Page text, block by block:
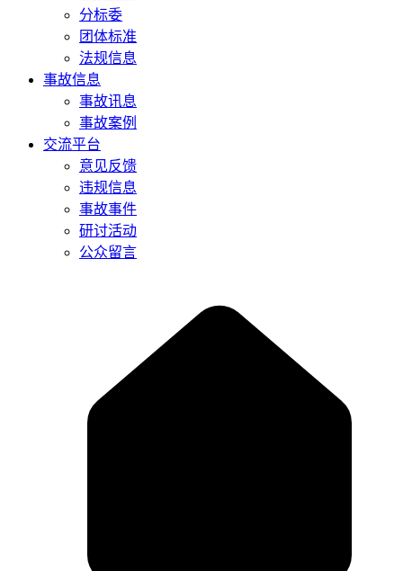
分标委
团体标准
法规信息
事故信息
事故讯息
事故案例
交流平台
意见反馈
违规信息
事故事件
研讨活动
公众留言